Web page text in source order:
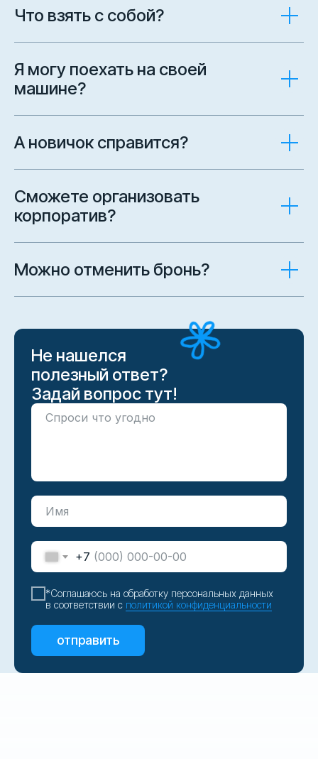
Что взять с собой?
Я могу поехать на своей
машине?
А новичок справится?
Сможете организовать
корпоратив?
Можно отменить бронь?
Не нашелся
полезный ответ?
Задай вопрос тут!
+7
*Соглашаюсь на обработку персональных данных
в соответствии с политикой конфиденциальности
отправить